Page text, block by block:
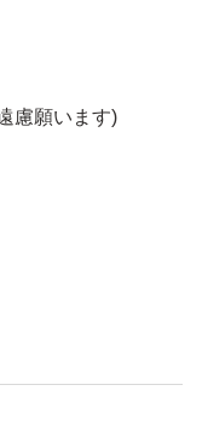
慮願います)
します。